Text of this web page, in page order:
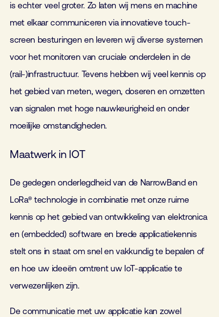
is echter veel groter. Zo laten wij mens en machine
met elkaar communiceren via innovatieve touch-
screen besturingen en leveren wij diverse systemen
voor het monitoren van cruciale onderdelen in de
(rail-)infrastructuur. Tevens hebben wij veel kennis op
het gebied van meten, wegen, doseren en omzetten
van signalen met hoge nauwkeurigheid en onder
moeilijke omstandigheden.
Maatwerk in IOT
De gedegen onderlegdheid van de NarrowBand en
LoRa® technologie in combinatie met onze ruime
kennis op het gebied van ontwikkeling van elektronica
en (embedded) software en brede applicatiekennis
stelt ons in staat om snel en vakkundig te bepalen of
en hoe uw ideeën omtrent uw IoT-applicatie te
verwezenlijken zijn.
De communicatie met uw applicatie kan zowel